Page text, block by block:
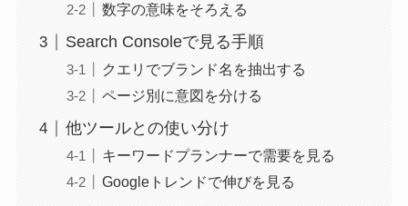
数字の意味をそろえる
Search Consoleで見る手順
クエリでブランド名を抽出する
ページ別に意図を分ける
他ツールとの使い分け
キーワードプランナーで需要を見る
Googleトレンドで伸びを見る